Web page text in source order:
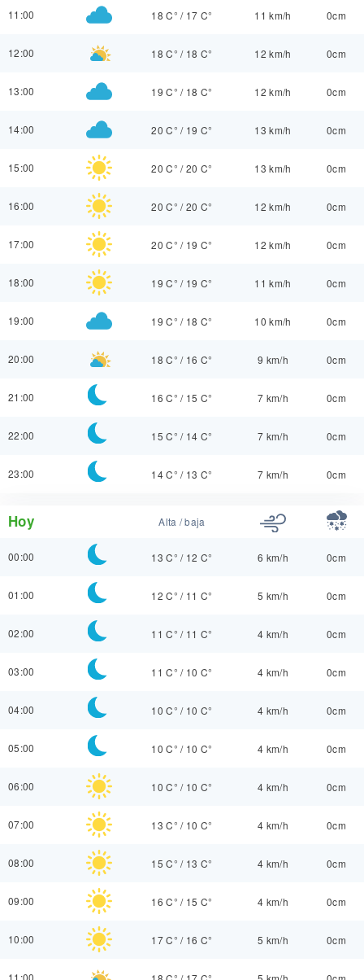
11:00 18 C° / 17 C° 11 km/h 0cm
12:00 18 C° / 18 C° 12 km/h 0cm
13:00 19 C° / 18 C° 12 km/h 0cm
14:00 20 C° / 19 C° 13 km/h 0cm
15:00 20 C° /20 C° 13 km/h 0cm
16:00 20 C° /20 C° 12 km/h 0cm
17:00 20 C° / 19 C° 12 km/h 0cm
18:00 19 C° / 19 C° 11 km/h 0cm
19:00 19 C° / 18 C° 10 km/h 0cm
20:00 18 C° / 16 C° 9 km/h 0cm
21:00 16 C° / 15 C° 7 km/h 0cm
22:00 15 C° / 14 C° 7 km/h 0cm
23:00 14 C° / 13 C° 7 km/h 0cm
Hoy Alta / baja
00:00 13 C° / 12 C° 6 km/h 0cm
01:00 12 C° / 11 C° 5 km/h 0cm
02:00 11 C° / 11 C° 4 km/h 0cm
03:00 11 C° / 10 C° 4 km/h 0cm
04:00 10 C° / 10 C° 4 km/h 0cm
05:00 10 C° / 10 C° 4 km/h 0cm
06:00 10 C° / 10 C° 4 km/h 0cm
07:00 13 C° / 10 C° 4 km/h 0cm
08:00 15 C° / 13 C° 4 km/h 0cm
09:00 16 C° / 15 C° 4 km/h 0cm
10:00 17 C° / 16 C° 5 km/h 0cm
11:00